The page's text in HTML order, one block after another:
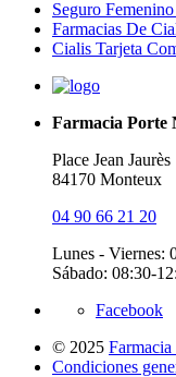
Seguro
Farmacias De
Cialis Tarjeta
Farmacia Porte
Place Jean Jaurès
84170 Monteux
04 90 66 21 20
Lunes - Viernes:
Sábado: 08:30-
Facebook
© 2025
Condiciones